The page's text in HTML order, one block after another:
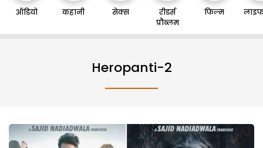
ऑडियो कहानी सेक्स
रीडर्स
प्रौब्लम
फिल्म
Heropanti-2